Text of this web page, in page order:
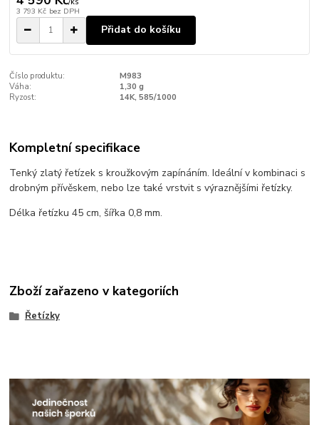
3 793 Kč bez DPH
Přidat do košíku
Číslo produktu:
M983
Váha:
1,30 g
Ryzost:
14K, 585/1000
Kompletní specifikace
Tenký zlatý řetízek s kroužkovým zapínáním. Ideální v kombinaci s
drobným přívěskem, nebo lze také vrstvit s výraznějšími řetízky.
Délka řetízku 45 cm, šířka 0,8 mm.
Zboží zařazeno v kategoriích
Řetízky